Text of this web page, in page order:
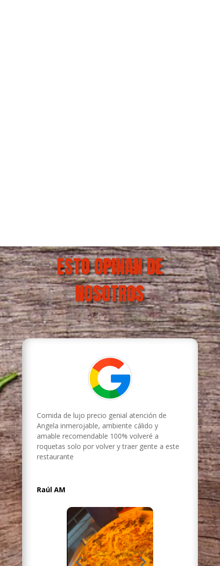
ESTO OPINAN DE
NOSOTROS
Comida de lujo precio genial atención de
Angela inmerojable, ambiente cálido y
amable recomendable 100% volveré a
roquetas solo por volver y traer gente a este
restaurante
Raúl AM